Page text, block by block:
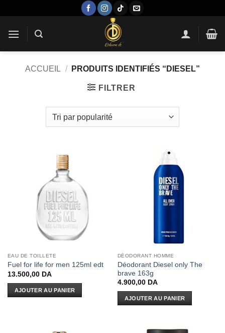
contenu
ACCUEIL / PRODUITS IDENTIFIÉS “DIESEL”
FILTRER
EAU DE TOILLETE
Fuel for life for men 125ml edt
13.500,00 DA
AJOUTER AU PANIER
DÉODORANT HOMME
Déodorant Diesel only The
brave 163g
4.900,00 DA
AJOUTER AU PANIER